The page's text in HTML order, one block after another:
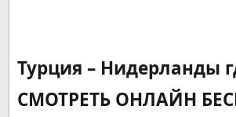
Турция – Нидерланды
СМОТРЕТЬ ОНЛАЙН